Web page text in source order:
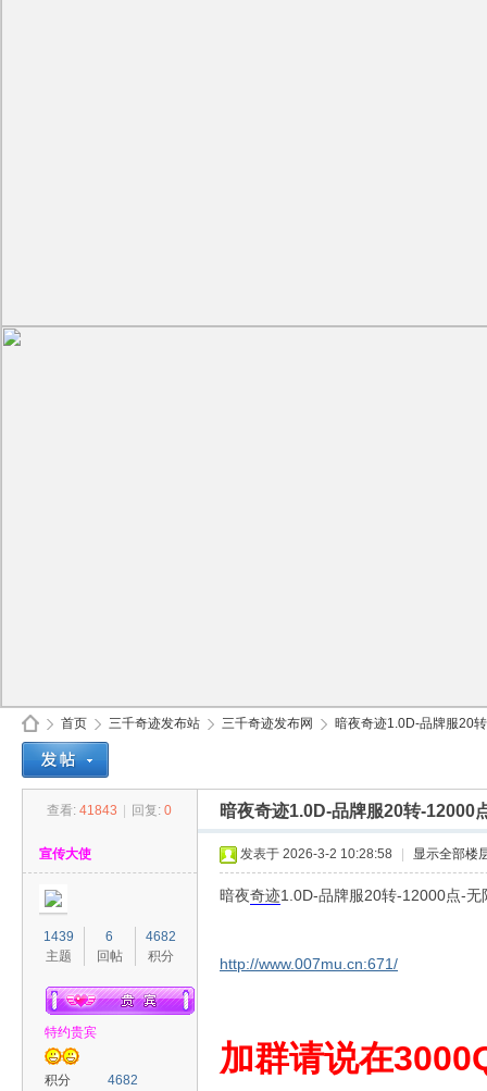
首页
›
三千奇迹发布站 三千奇迹发布网
›
暗夜奇迹1.0D-品牌服20
查看: 41843 回复: 0 暗夜奇迹1.0D-品牌服20转-12000
宣传大使
1439
主题
6
回帖
4682
积分
特约贵宾
积分
4682
发表于 2026-3-2 10:28:58 显示全部楼
暗夜奇迹1.0D-品牌服20转-12000点-
http://www.007mu.cn:671/
加群请说在